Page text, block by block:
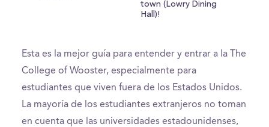
town (Lowry Dining
Hall)!
Esta es la mejor guía para entender y entrar a la The
College of Wooster, especialmente para
estudiantes que viven fuera de los Estados Unidos.
La mayoría de los estudiantes extranjeros no toman
en cuenta que las universidades estadounidenses,